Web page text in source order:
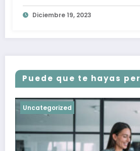
Diciembre 19, 2023
Puede que te hayas
Uncategorized